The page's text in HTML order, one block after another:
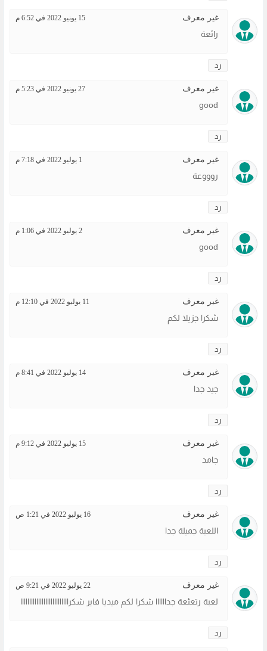
غير معرف 15 يونيو 2022 في 6:52 م
رائعة
رد
غير معرف 27 يونيو 2022 في 5:23 م
good
رد
غير معرف 1 يوليو 2022 في 7:18 م
روووعة
رد
غير معرف 2 يوليو 2022 في 1:06 م
good
رد
غير معرف 11 يوليو 2022 في 12:10 م
شكرا جزيلا لكم
رد
غير معرف 14 يوليو 2022 في 8:41 م
جيد جدا
رد
غير معرف 15 يوليو 2022 في 9:12 م
جامد
رد
غير معرف 16 يوليو 2022 في 1:21 ص
اللعبة جميلة جدا
رد
غير معرف 22 يوليو 2022 في 9:21 ص
لعبة رتعئعة جداااااا شكرا لكم ميديا فاير شكرااااااااااااااااااااااااااا
رد